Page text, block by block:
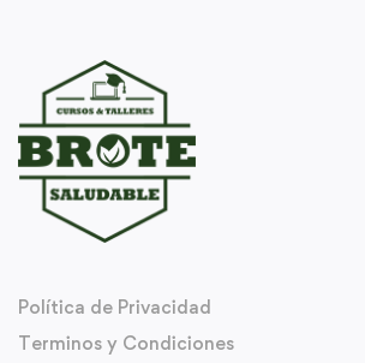
Política de Privacidad
Terminos y Condiciones